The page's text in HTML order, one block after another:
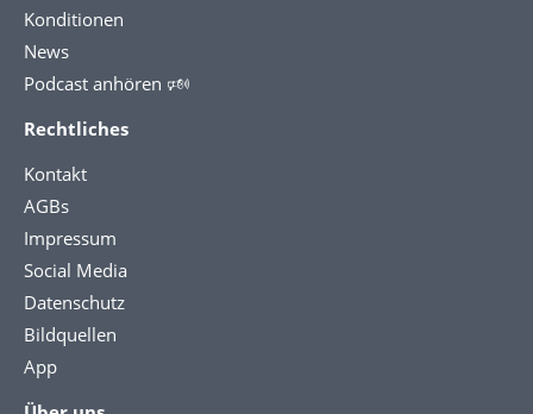
Konditionen
News
Podcast anhören 🕬
Rechtliches
Kontakt
AGBs
Impressum
Social Media
Datenschutz
Bildquellen
App